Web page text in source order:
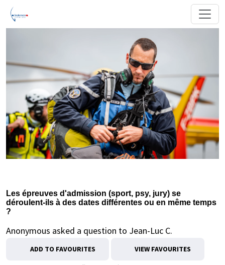
Les épreuves d'admission (sport, psy, jury) se
déroulent-ils à des dates différentes ou en même temps
?
Anonymous asked a question to Jean-Luc C.
ADD TO FAVOURITES VIEW FAVOURITES